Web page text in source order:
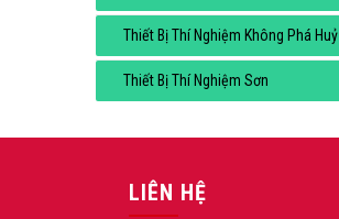
Thiết Bị Thí Nghiệm Không Phá Huỷ
Thiết Bị Thí Nghiệm Sơn
LIÊN HỆ